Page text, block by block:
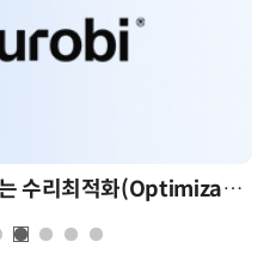
AI 시대의 의사결정을 바꾸는 수리최적화(Optimization): 실제 산업 적용 사례와 활용 전략